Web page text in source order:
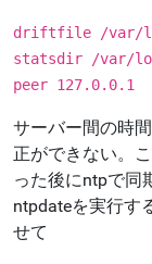
driftfile /var/
statsdir /var/
peer 127.0.0.1
サーバー間の時
正ができない。
った後にntpで同
ntpdateを実行す
せて